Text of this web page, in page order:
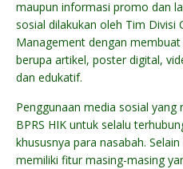
maupun informasi promo dan
sosial dilakukan oleh Tim
Management dengan
berupa artikel, poster digital,
dan edukatif.
Penggunaan media sosial
BPRS HIK untuk selalu
khususnya para nasabah.
memiliki fitur masing-masing